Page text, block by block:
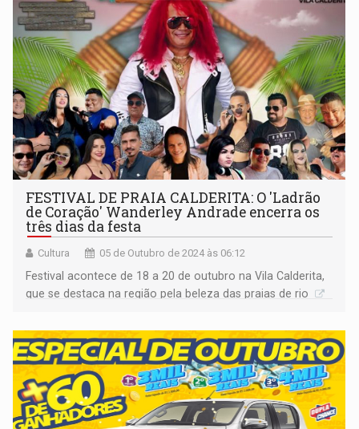
FESTIVAL DE PRAIA CALDERITA: O 'Ladrão
de Coração' Wanderley Andrade encerra os
três dias da festa
Cultura 05 de Outubro de 2024 às 06:12
Festival acontece de 18 a 20 de outubro na Vila Calderita,
que se destaca na região pela beleza das praias de rio